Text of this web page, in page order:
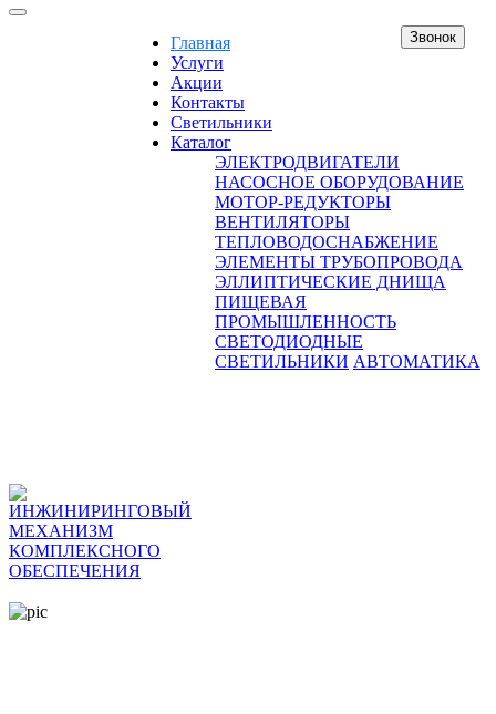
Главная
Услуги
Акции
Контакты
Светильники
Каталог
ЭЛЕКТРОДВИГАТЕЛИ
НАСОСНОЕ ОБОРУДОВАНИЕ
МОТОР-РЕДУКТОРЫ
ВЕНТИЛЯТОРЫ
ТЕПЛОВОДОСНАБЖЕНИЕ
ЭЛЕМЕНТЫ ТРУБОПРОВОДА
ЭЛЛИПТИЧЕСКИЕ ДНИЩА
ПИЩЕВАЯ
ПРОМЫШЛЕННОСТЬ
СВЕТОДИОДНЫЕ
СВЕТИЛЬНИКИ АВТОМАТИКА
Звонок